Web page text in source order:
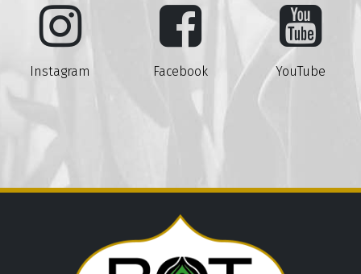
Instagram Facebook YouTube